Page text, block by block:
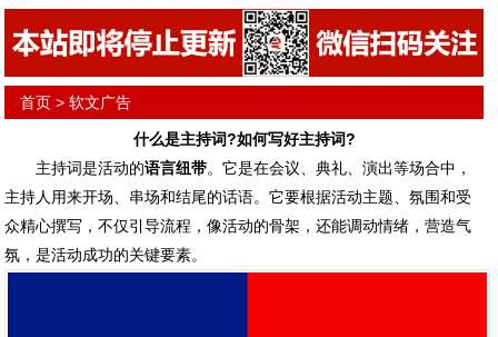
首页 >软文广告
什么是主持词?如何写好主持词?
主持词是活动的语言纽带。它是在会议、典礼、演出等场合中，
主持人用来开场、串场和结尾的话语。它要根据活动主题、氛围和受
众精心撰写，不仅引导流程，像活动的骨架，还能调动情绪，营造气
氛，是活动成功的关键要素。